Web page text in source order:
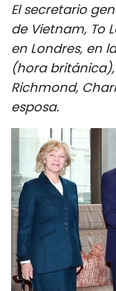
El secretario
de Vietnam, To
en Londres, en
(hora
Richmond,
esposa.